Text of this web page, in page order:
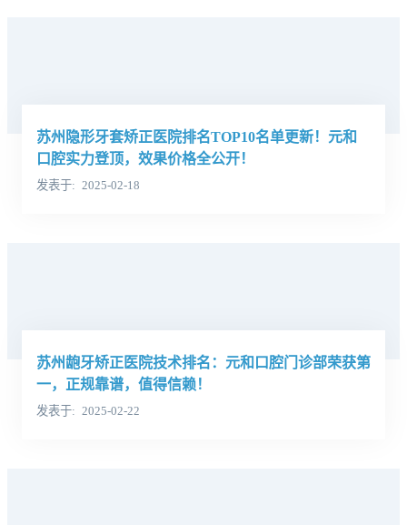
苏州隐形牙套矫正医院排名TOP10名单更新！元和
口腔实力登顶，效果价格全公开！
发表于 2025-02-18
苏州龅牙矫正医院技术排名：元和口腔门诊部荣获第
一，正规靠谱，值得信赖！
发表于 2025-02-22